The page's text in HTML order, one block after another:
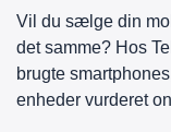
Vil du sælge din
det samme? Hos
brugte
enheder vurderet